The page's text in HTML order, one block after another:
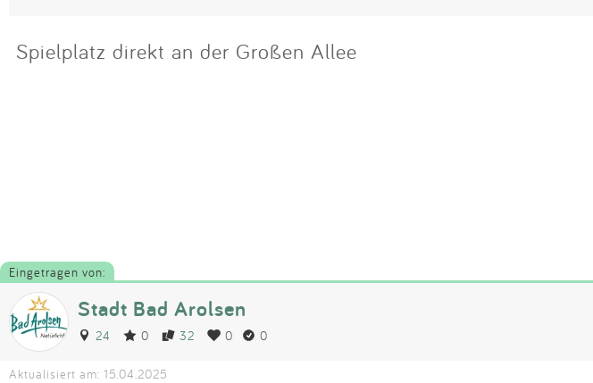
Spielplatz direkt an der Großen Allee
Eingetragen von:
Stadt Bad Arolsen
24 0 32 0 0
Aktualisiert am: 15.04.2025